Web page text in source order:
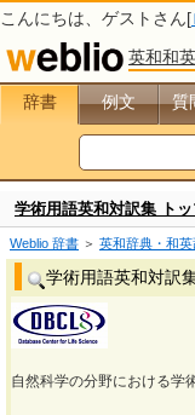
こんにちは、 ゲスト さん[
英和和英
辞書 例文 質
学術用語英和対訳集 ト
Weblio 辞書 ＞ 英和辞典・和英
学術用語英和対訳
自然科学の分野における学